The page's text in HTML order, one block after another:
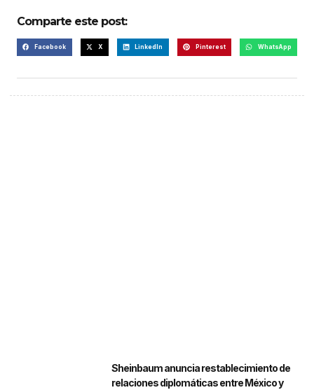
Comparte este post:
Facebook X LinkedIn Pinterest WhatsApp
Sheinbaum anuncia restablecimiento de
relaciones diplomáticas entre México y